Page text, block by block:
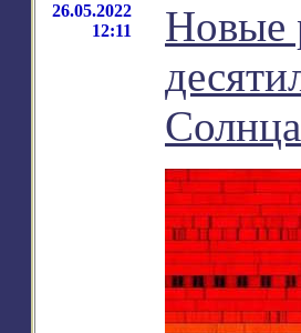
26.05.2022
12:11
Новые
Солнца